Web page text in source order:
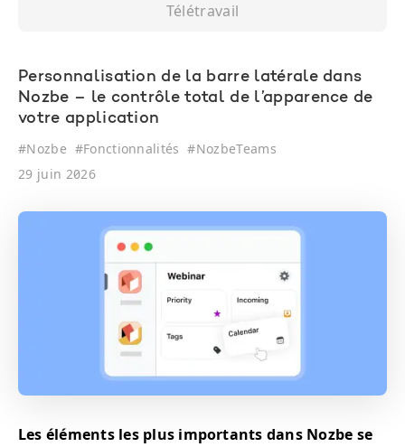
Télétravail
Personnalisation de la barre latérale dans
Nozbe – le contrôle total de l’apparence de
votre application
#Nozbe #Fonctionnalités #NozbeTeams
29 juin 2026
Les éléments les plus importants dans Nozbe se